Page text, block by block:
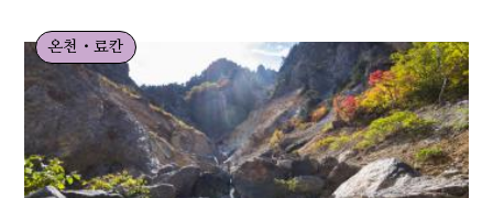
온천・료칸